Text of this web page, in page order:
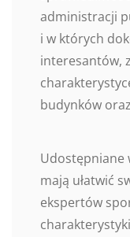
administracji
i w których
interesantów,
budynków
Udostępniane
mają ułatwić
ekspertów